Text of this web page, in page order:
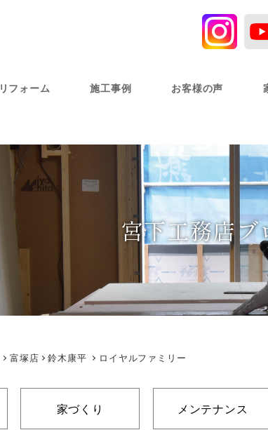
リフォーム 施工事例 お客様の声
宮下工務店ブ
富塚店 鈴木康平 ロイヤルファミリー
家づくり メンテナンス